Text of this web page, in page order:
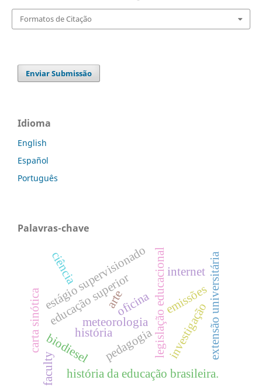
Formatos de Citação
Enviar Submissão
Idioma
English
Español
Português
Palavras-chave
educação superior legislação educacional
história da educação brasileira.
estágio supervisionado
investigação
meteorologia
carta sinótica históriapedagogia
arte
ciência extensão universitária
oficina
internet
emissões
biodiesel
faculty